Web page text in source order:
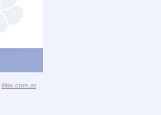
ilitia.com.ar